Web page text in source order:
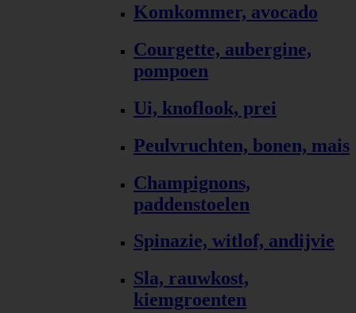
Komkommer, avocado
Courgette, aubergine,
pompoen
Ui, knoflook, prei
Peulvruchten, bonen, mais
Champignons,
paddenstoelen
Spinazie, witlof, andijvie
Sla, rauwkost,
kiemgroenten